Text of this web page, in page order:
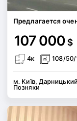
Предлагается
107 000 $
4к 108/
м. Київ,
Позняки